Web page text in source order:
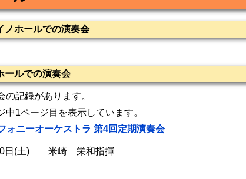
ノホールでの演奏会
ールでの演奏会
の記録があります。
中1ページ目を表示しています。
ォニーオーケストラ 第4回定期演奏会
日(土) 米崎 栄和指揮